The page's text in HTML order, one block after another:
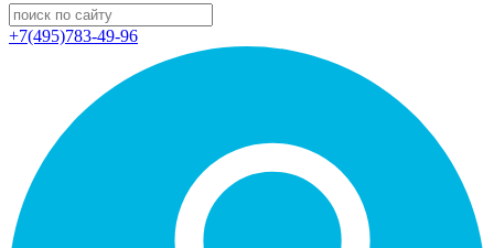
+7(495)783-49-96